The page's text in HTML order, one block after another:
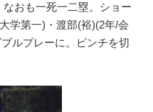
おも一死一二塁。ショー
学第一)・渡部(裕)(2年/会
ルプレーに。ピンチを切